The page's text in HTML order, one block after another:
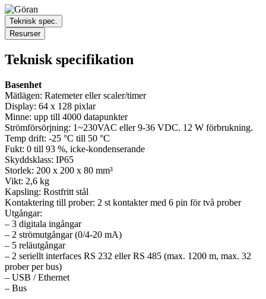
Teknisk spec.
Resurser
Teknisk specifikation
Basenhet
Mätlägen: Ratemeter eller scaler/timer
Display: 64 x 128 pixlar
Minne: upp till 4000 datapunkter
Strömförsörjning: 1~230VAC eller 9-36 VDC. 12 W förbrukning.
Temp drift: -25 °C till 50 °C
Fukt: 0 till 93 %, icke-kondenserande
Skyddsklass: IP65
Storlek: 200 x 200 x 80 mm³
Vikt: 2,6 kg
Kapsling: Rostfritt stål
Kontaktering till prober: 2 st kontakter med 6 pin för två prober
Utgångar:
– 3 digitala ingångar
– 2 strömutgångar (0/4-20 mA)
– 5 reläutgångar
– 2 seriellt interfaces RS 232 eller RS 485 (max. 1200 m, max. 32
prober per bus)
– USB / Ethernet
– Bus